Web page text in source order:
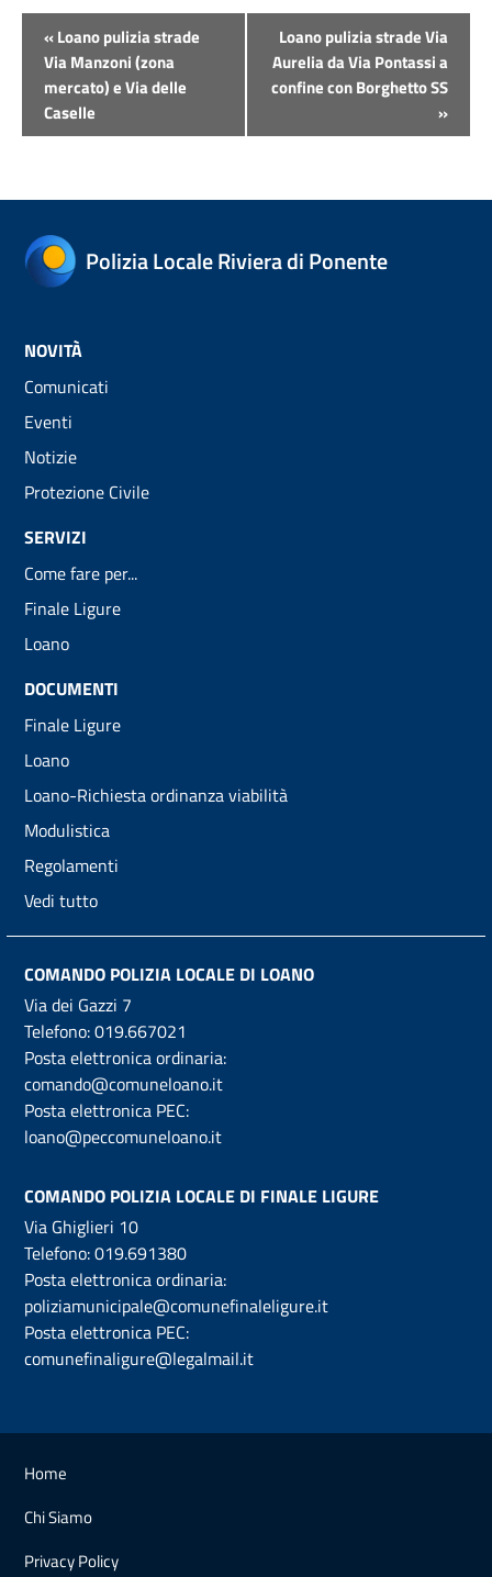
Evento
Navigazione
«Loano pulizia strade
Via Manzoni (zona
mercato) e Via delle
Caselle
Loano pulizia strade Via
Aurelia da Via Pontassi a
confine con Borghetto SS
»
Polizia Locale Riviera di Ponente
NOVITÀ
Comunicati
Eventi
Notizie
Protezione Civile
SERVIZI
Come fare per...
Finale Ligure
Loano
DOCUMENTI
Finale Ligure
Loano
Loano-Richiesta ordinanza viabilità
Modulistica
Regolamenti
Vedi tutto
COMANDO POLIZIA LOCALE DI LOANO
Via dei Gazzi 7
Telefono:019.667021
Posta elettronica ordinaria:
comando@comuneloano.it
Posta elettronica PEC:
loano@peccomuneloano.it
COMANDO POLIZIA LOCALE DI FINALE LIGURE
Via Ghiglieri 10
Telefono:019.691380
Posta elettronica ordinaria:
poliziamunicipale@comunefinaleligure.it
Posta elettronica PEC:
comunefinaligure@legalmail.it
Home
Chi Siamo
Privacy Policy